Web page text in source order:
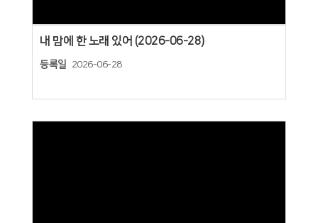
내 맘에 한 노래 있어 (2026-06-28)
등록일 2026-06-28